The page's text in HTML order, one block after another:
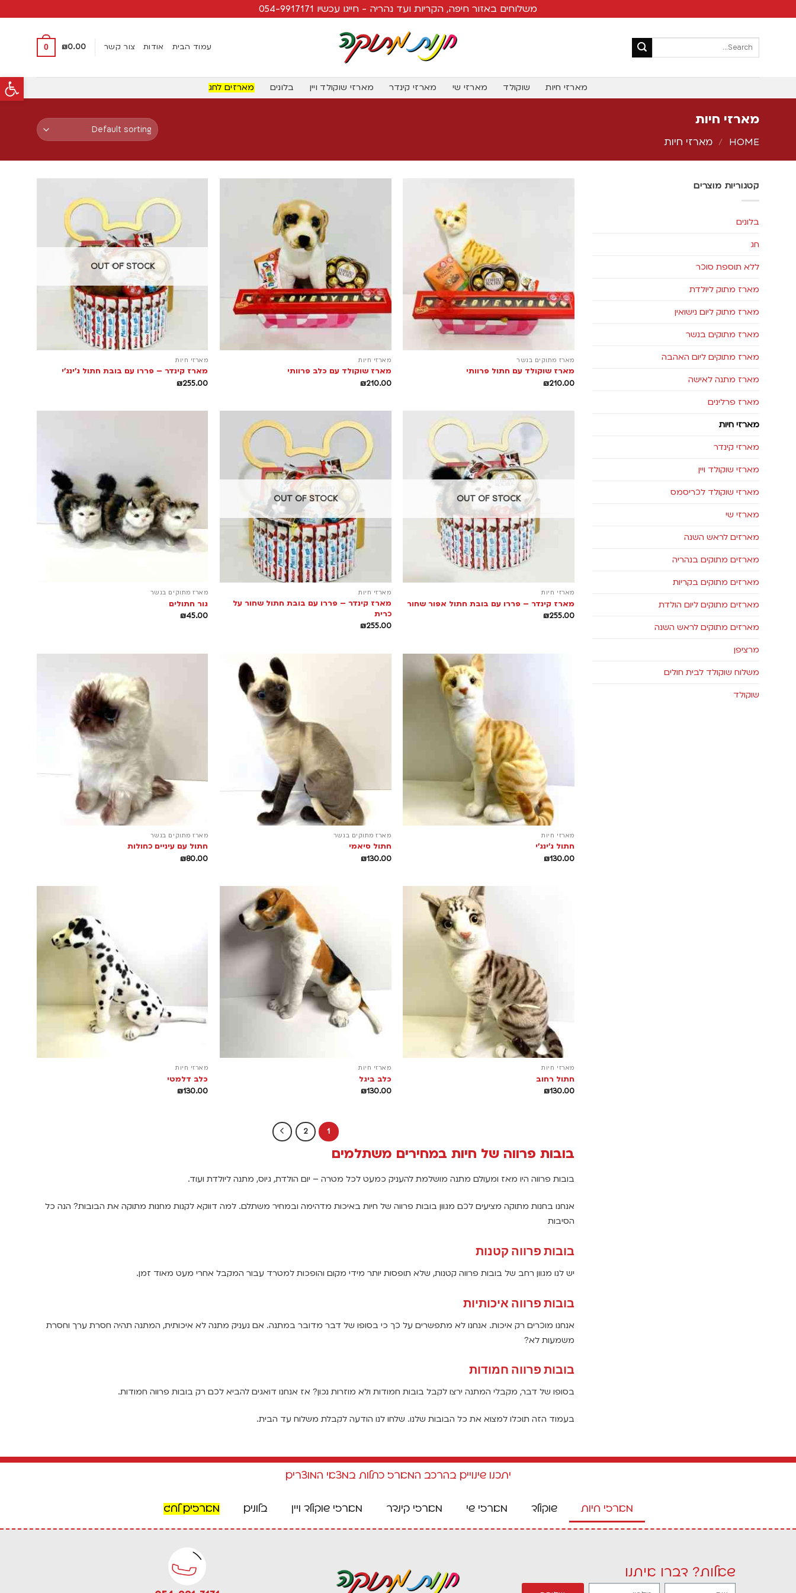
פתח
משלוחים באזור חיפה, הקריות ועד נהריה - חייגו עכשיו 054-9917171
עמוד הבית אודות צור קשר ₪0.00
0
מארזי חיות שוקולד מארזי שי מארזי קינדר מארזי שוקולד ויין בלונים מארזים לחג
מארזי חיות
HOME
/ מארזי חיות
קטגוריות מוצרים
בלונים
חג
ללא תוספת סוכר
מארז מתוק ליולדת
מארז מתוק ליום נישואין
מארז מתוקים בנשר
מארז מתוקים ליום האהבה
מארז מתנה לאישה
מארז פרלינים
מארזי חיות
מארזי קינדר
מארזי שוקולד ויין
מארזי שוקולד לכריסמס
מארזי שי
מארזים לראש השנה
מארזים מתוקים בנהריה
מארזים מתוקים בקריות
מארזים מתוקים ליום הולדת
מארזים מתוקים לראש השנה
מרציפן
משלוח שוקולד לבית חולים
שוקולד
מארז מתוקים בנשר
מארז שוקולד עם חתול פרוותי
₪210.00
מארזי חיות
מארז שוקולד עם כלב פרוותי
₪210.00
OUT OF STOCK
מארזי חיות
מארז קינדר – פררו עם בובת חתול ג'ינג'י
₪255.00
OUT OF STOCK
מארזי חיות
מארז קינדר – פררו עם בובת חתול אפור שחור
₪255.00
OUT OF STOCK
מארזי חיות
מארז קינדר – פררו עם בובת חתול שחור על
כרית
₪255.00
מארז מתוקים בנשר
גור חתולים
₪45.00
מארזי חיות
חתול ג'ינג'י
₪130.00
מארז מתוקים בנשר
חתול סיאמי
₪130.00
מארז מתוקים בנשר
חתול עם עיניים כחולות
₪80.00
מארזי חיות
חתול רחוב
₪130.00
מארזי חיות
כלב ביגל
₪130.00
מארזי חיות
כלב דלמטי
₪130.00
1
2
בובות פרווה של חיות במחירים משתלמים
בובות פרווה היו מאז ומעולם מתנה מושלמת להעניק כמעט לכל מטרה – יום הולדת, גיוס, מתנה ליולדת ועוד.
אנחנו בחנות מתוקה מציעים לכם מגוון בובות פרווה של חיות באיכות מדהימה ובמחיר משתלם. למה דווקא לקנות מחנות מתוקה את הבובות? הנה כל
הסיבות
בובות פרווה קטנות
יש לנו מגוון רחב של בובות פרווה קטנות, שלא תופסות יותר מידי מקום והופכות למטרד עבור המקבל אחרי מעט מאוד זמן.
בובות פרווה איכותיות
אנחנו מוכרים רק איכות. אנחנו לא מתפשרים על כך כי בסופו של דבר מדובר במתנה. אם נעניק מתנה לא איכותית, המתנה תהיה חסרת ערך וחסרת
משמעות לא?
בובות פרווה חמודות
בסופו של דבר, מקבלי המתנה ירצו לקבל בובות חמודות ולא מוזרות נכון? אז אנחנו דואגים להביא לכם רק בובות פרווה חמודות.
בעמוד הזה תוכלו למצוא את כל הבובות שלנו. שלחו לנו הודעה לקבלת משלוח עד הבית.
יתכנו שינויים בהרכב המארז כתלות במצאי המוצרים
מארזי חיות שוקולד מארזי שי מארזי קינדר מארזי שוקולד ויין בלונים מארזים לחג
שאלות? דברו איתנו